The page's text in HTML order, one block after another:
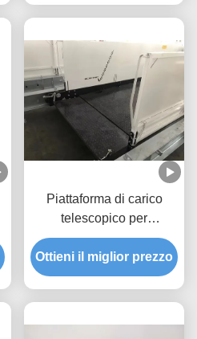
Piattaforma di carico
telescopico per
costruzioni
Ottieni il miglior prezzo